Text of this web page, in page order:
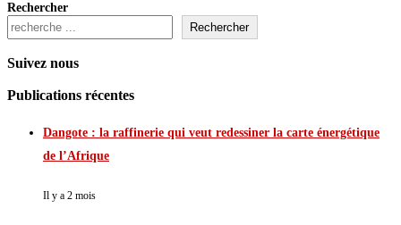
Rechercher
Rechercher
Suivez nous
Publications récentes
Dangote : la raffinerie qui veut redessiner la carte énergétique
de l’Afrique
Il y a 2 mois